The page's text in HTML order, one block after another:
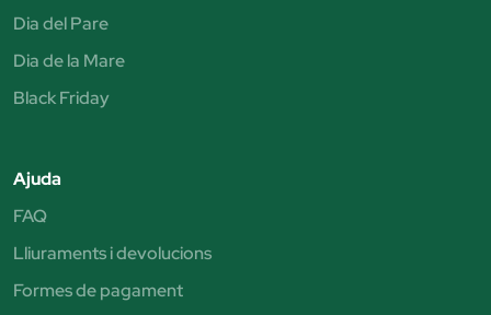
Dia del Pare
Dia de la Mare
Black Friday
Ajuda
FAQ
Lliuraments i devolucions
Formes de pagament